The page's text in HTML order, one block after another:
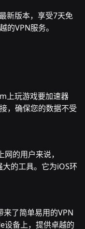
新版本，享受7天免
的VPN服务。
上玩游戏要加速器
，确保您的数据不受
的用户来说，
的工具。它为iOS环
了简单易用的VPN
设备上，提供卓越的